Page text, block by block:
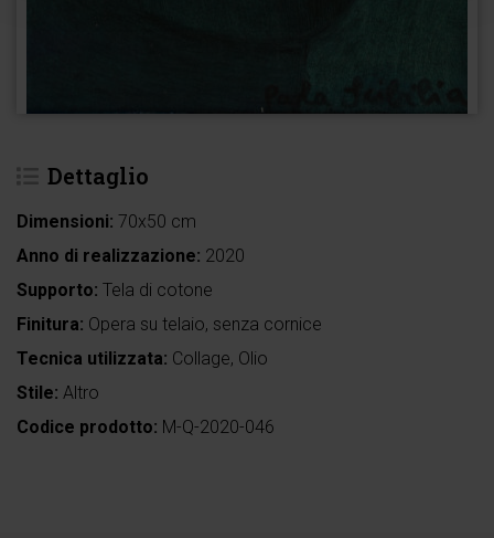
Dettaglio
Dimensioni: 70x50 cm
Anno di realizzazione: 2020
Supporto: Tela di cotone
Finitura: Opera su telaio, senza cornice
Tecnica utilizzata: Collage, Olio
Stile: Altro
Codice prodotto: M-Q-2020-046